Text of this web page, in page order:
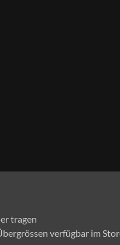
tragen
verfügbar im